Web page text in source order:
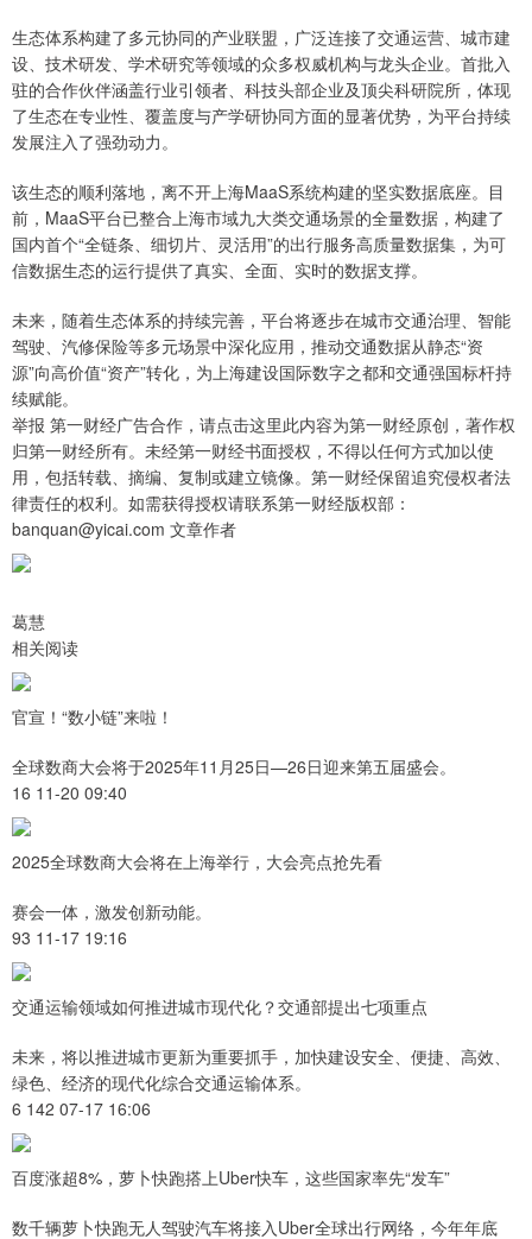
生态体系构建了多元协同的产业联盟，广泛连接了交通运营、城市建
设、技术研发、学术研究等领域的众多权威机构与龙头企业。首批入
驻的合作伙伴涵盖行业引领者、科技头部企业及顶尖科研院所，体现
了生态在专业性、覆盖度与产学研协同方面的显著优势，为平台持续
发展注入了强劲动力。
该生态的顺利落地，离不开上海MaaS系统构建的坚实数据底座。目
前，MaaS平台已整合上海市域九大类交通场景的全量数据，构建了
国内首个“全链条、细切片、灵活用”的出行服务高质量数据集，为可
信数据生态的运行提供了真实、全面、实时的数据支撑。
未来，随着生态体系的持续完善，平台将逐步在城市交通治理、智能
驾驶、汽修保险等多元场景中深化应用，推动交通数据从静态“资
源”向高价值“资产”转化，为上海建设国际数字之都和交通强国标杆持
续赋能。
举报 第一财经广告合作，请点击这里此内容为第一财经原创，著作权
归第一财经所有。未经第一财经书面授权，不得以任何方式加以使
用，包括转载、摘编、复制或建立镜像。第一财经保留追究侵权者法
律责任的权利。如需获得授权请联系第一财经版权部：
banquan@yicai.com 文章作者
葛慧
相关阅读
官宣！“数小链”来啦！
全球数商大会将于2025年11月25日—26日迎来第五届盛会。
16 11-20 09:40
2025全球数商大会将在上海举行，大会亮点抢先看
赛会一体，激发创新动能。
93 11-17 19:16
交通运输领域如何推进城市现代化？交通部提出七项重点
未来，将以推进城市更新为重要抓手，加快建设安全、便捷、高效、
绿色、经济的现代化综合交通运输体系。
6 142 07-17 16:06
百度涨超8%，萝卜快跑搭上Uber快车，这些国家率先“发车”
数千辆萝卜快跑无人驾驶汽车将接入Uber全球出行网络，今年年底